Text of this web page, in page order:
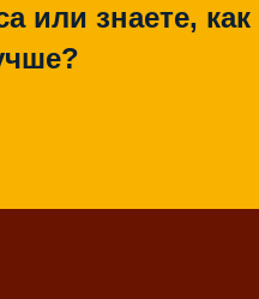
или знаете, как